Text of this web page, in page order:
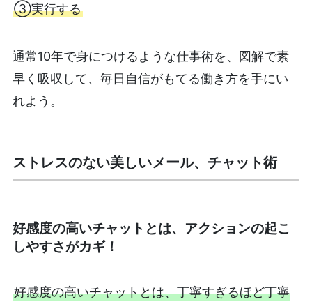
③実行する
通常10年で身につけるような仕事術を、図解で素
早く吸収して、毎日自信がもてる働き方を手にい
れよう。
ストレスのない美しいメール、チャット術
好感度の高いチャットとは、アクションの起こ
しやすさがカギ！
好感度の高いチャットとは、丁寧すぎるほど丁寧